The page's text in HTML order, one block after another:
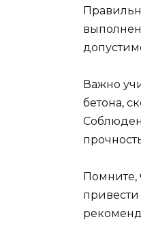
Важно
бетона,
Помните,